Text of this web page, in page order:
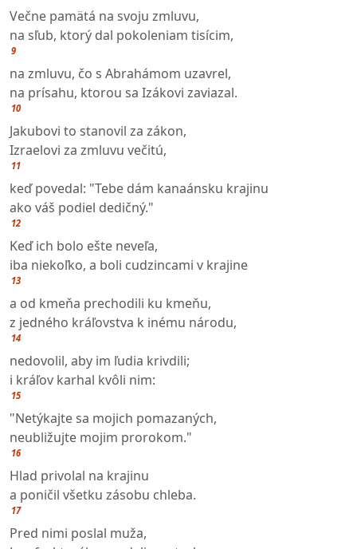
Večne pamätá na svoju zmluvu,
na sľub, ktorý dal pokoleniam tisícim,
9
na zmluvu, čo s Abrahámom uzavrel,
na prísahu, ktorou sa Izákovi zaviazal.
10
Jakubovi to stanovil za zákon,
Izraelovi za zmluvu večitú,
11
keď povedal: "Tebe dám kanaánsku krajinu
ako váš podiel dedičný."
12
Keď ich bolo ešte neveľa,
iba niekoľko, a boli cudzincami v krajine
13
a od kmeňa prechodili ku kmeňu,
z jedného kráľovstva k inému národu,
14
nedovolil, aby im ľudia krivdili;
i kráľov karhal kvôli nim:
15
"Netýkajte sa mojich pomazaných,
neubližujte mojim prorokom."
16
Hlad privolal na krajinu
a poničil všetku zásobu chleba.
17
Pred nimi poslal muža,